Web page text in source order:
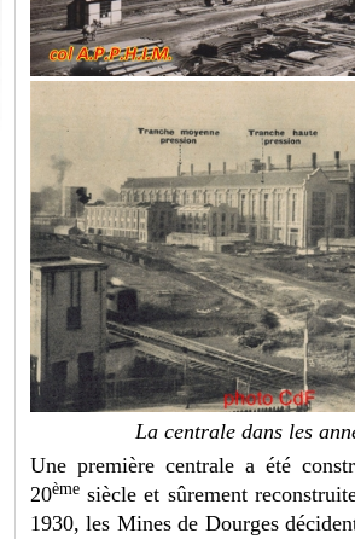
La centrale dans les
Une première centrale a été
20ème siècle et sûrement
1930, les Mines de Dourges